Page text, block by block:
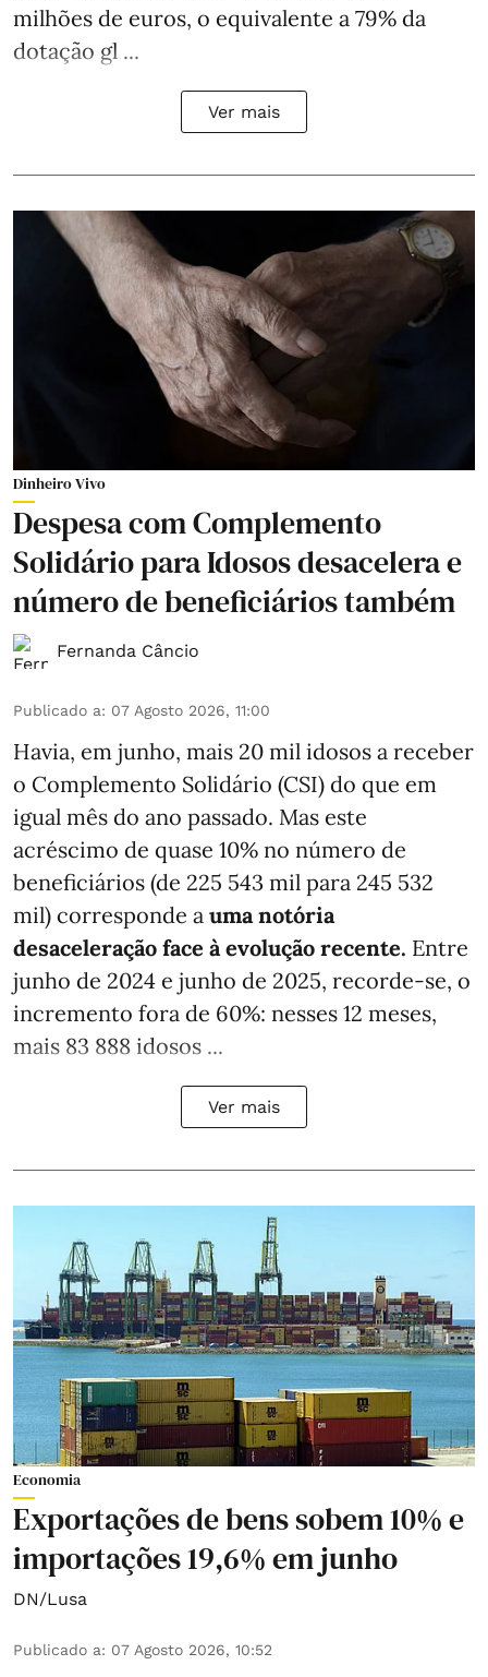
milhões de euros, o equivalente a 79% da
dotação gl ...
Ver mais
Dinheiro Vivo
Despesa com Complemento
Solidário para Idosos desacelera e
número de beneficiários também
Fernanda Câncio
Publicado a: 07 Agosto 2026, 11:00
Havia, em junho, mais 20 mil idosos a receber
o Complemento Solidário (CSI) do que em
igual mês do ano passado. Mas este
acréscimo de quase 10% no número de
beneficiários (de 225 543 mil para 245 532
mil) corresponde a uma notória
desaceleração face à evolução recente. Entre
junho de 2024 e junho de 2025, recorde-se, o
incremento fora de 60%: nesses 12 meses,
mais 83 888 idosos ...
Ver mais
Economia
Exportações de bens sobem 10% e
importações 19,6% em junho
DN/Lusa
Publicado a: 07 Agosto 2026, 10:52